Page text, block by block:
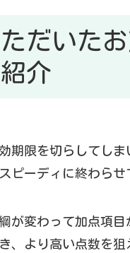
だいた
紹介
期限を切らしてしま
ピーディに終わらせ
が変わって加点項目
、より高い点数を狙